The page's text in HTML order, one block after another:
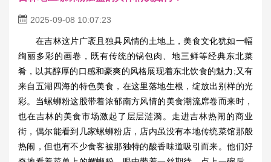
2025-09-08 10:07:23
在吉林这片广袤且独具风情的土地上，美食文化犹如一幅
绚丽多彩的画卷，既有传统的锅包肉、地三鲜等经典东北菜
肴，以其醇厚的口感和豪爽的风格展现着东北饮食的魅力;又有
来自五湖四海的特色美食，在这里落地生根，绽放出别样的光
彩。当螺蛳粉这股带着浓郁南方风情的美食潮流席卷而来时，
也在吉林的美食市场激起了层层涟漪。走进吉林热闹的商业
街，偶尔能看到几家螺蛳粉店，店内虽没有本地传统菜馆那般
热闹，但也有不少食客被那独特的酸香味道吸引而来。他们好